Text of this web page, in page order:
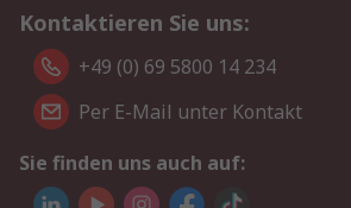
Kontaktieren Sie uns:
+49 (0) 69 5800 14 234
Per E-Mail unter Kontakt
Sie finden uns auch auf: